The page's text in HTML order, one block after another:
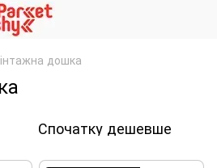
дошка
Спочатку дешевше